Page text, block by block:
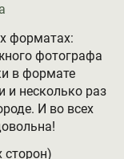
форматах:
фотографа
в формате
и несколько раз
И во всех
сторон)